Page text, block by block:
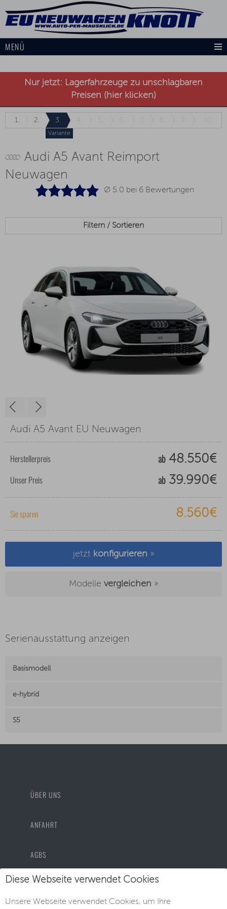
MENÜ
Nur jetzt: Lagerfahrzeuge zu unschlagbaren
Preisen (hier klicken)
1. 2. 3.
Variante
Audi A5 Avant Reimport
Neuwagen
Ø 5.0 bei 6 Bewertungen
Filtern / Sortieren
Audi A5 Avant EU Neuwagen
Herstellerpreis ab48.550€
Unser Preis ab39.990€
Sie sparen 8.560€
jetzt konfigurieren »
Modelle vergleichen »
Serienausstattung anzeigen
Basismodell
e-hybrid
S5
ÜBER UNS
ANFAHRT
AGBS
DATENSCHUTZ
Diese Webseite verwendet Cookies
Unsere Webseite verwendet Cookies, um Ihre